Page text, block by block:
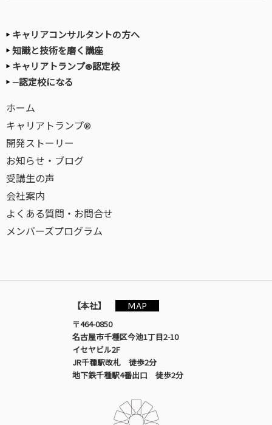
キャリアコンサルタントの方へ
知識と技術を磨く講座
キャリアトランプ®認定校
—認定校になる
ホーム
キャリアトランプ®
開発ストーリー
お知らせ・ブログ
受講生の声
会社案内
よくある質問・お問合せ
メンバーズプログラム
【本社】
MAP
〒464-0850
名古屋市千種区今池1丁目2-10
イセヤビル2F
JR千種駅改札 徒歩2分
地下鉄千種駅4番出口 徒歩2分